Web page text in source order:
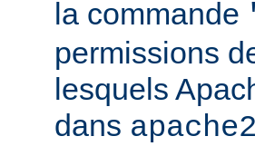
la commande
permissions
lesquels
dans